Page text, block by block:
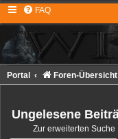
FAQ
Portal Foren-Übersicht
Ungelesene
Zur erweiterten Suche